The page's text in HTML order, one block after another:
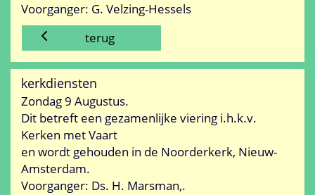
Voorganger: G. Velzing-Hessels
terug
kerkdiensten
Zondag 9 Augustus.
Dit betreft een gezamenlijke viering i.h.k.v.
Kerken met Vaart
en wordt gehouden in de Noorderkerk, Nieuw-
Amsterdam.
Voorganger: Ds. H. Marsman,.